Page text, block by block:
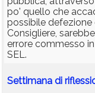
po' quello che
possibile defezione
Consigliere,
errore commesso
SEL.
Settimana di